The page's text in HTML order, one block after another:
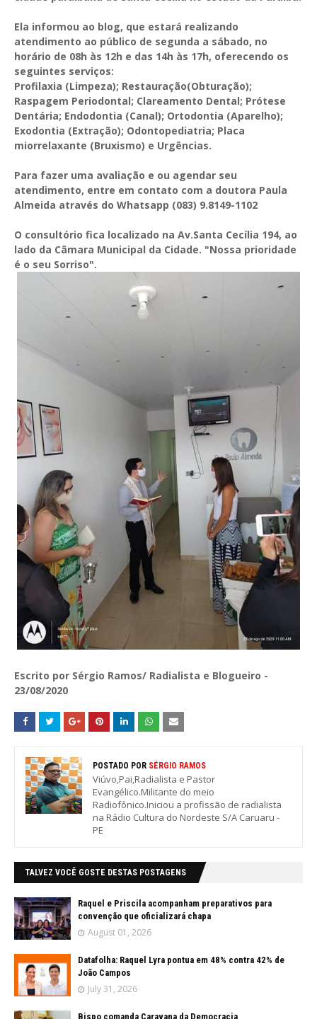
Ela informou ao blog, que estará realizando
atendimento ao público de segunda a sábado, no
horário de 08h às 12h e das 14h às 17h, oferecendo os
seguintes serviços:
Profilaxia (Limpeza); Restauração(Obturação);
Raspagem Periodontal; Clareamento Dental; Prótese
Dentária; Endodontia (Canal); Ortodontia (Aparelho);
Exodontia (Extração); Odontopediatria; Placa
miorrelaxante (Bruxismo) e Urgências.
Para fazer uma avaliação e ou agendar seu
atendimento, entre em contato com a doutora Paula
Almeida através do Whatsapp (083) 9.8149-1102
O consultório fica localizado na Av.Santa Cecília 194, ao
lado da Câmara Municipal da Cidade. "Nossa prioridade
é o seu Sorriso".
Escrito por Sérgio Ramos/ Radialista e Blogueiro -
23/08/2020
POSTADO POR SÉRGIO RAMOS
Viúvo,Pai,Radialista e Pastor
Evangélico.Militante do meio
Radiofônico.Iniciou a profissão de radialista
na Rádio Cultura do Nordeste S/A Caruaru -
PE
TALVEZ VOCÊ GOSTE DESTAS POSTAGENS
Raquel e Priscila acompanham preparativos para
convenção que oficializará chapa
August 01, 2026
Datafolha: Raquel Lyra pontua em 48% contra 42% de
João Campos
July 31, 2026
Bispo comanda Caravana da Democracia